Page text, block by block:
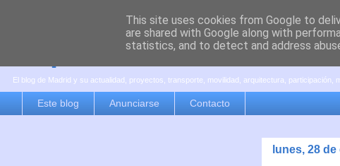
es por madrid
El blog de Madrid y su actualidad, proyectos, transporte, movilidad, arquitectura, participación,
Este blog Anunciarse Contacto
lunes, 28
This site uses cookies from Google to
are shared with Google along with
statistics, and to detect and address